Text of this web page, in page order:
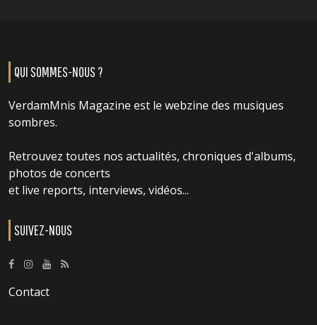
QUI SOMMES-NOUS ?
VerdamMnis Magazine est le webzine des musiques
sombres.
Retrouvez toutes nos actualités, chroniques d'albums,
photos de concerts
et live reports, interviews, vidéos...
SUIVEZ-NOUS
Contact